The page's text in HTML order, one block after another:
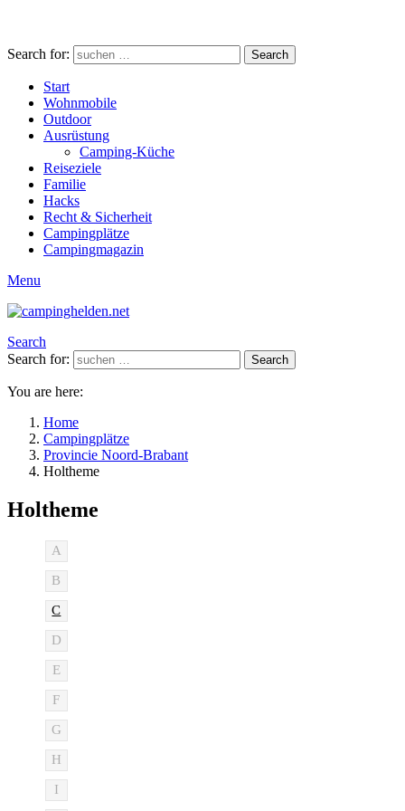
Search for: Search
Start
Wohnmobile
Outdoor
Ausrüstung
Camping-Küche
Reiseziele
Familie
Hacks
Recht & Sicherheit
Campingplätze
Campingmagazin
Menu
Search
Search for:
Search
You are here:
Home
Campingplätze
Provincie Noord-Brabant
Holtheme
Holtheme
A
B
C
D
E
F
G
H
I